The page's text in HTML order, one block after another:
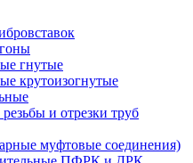
гнутые
крутоизогнутые
и отрезки труб
муфтовые соединения)